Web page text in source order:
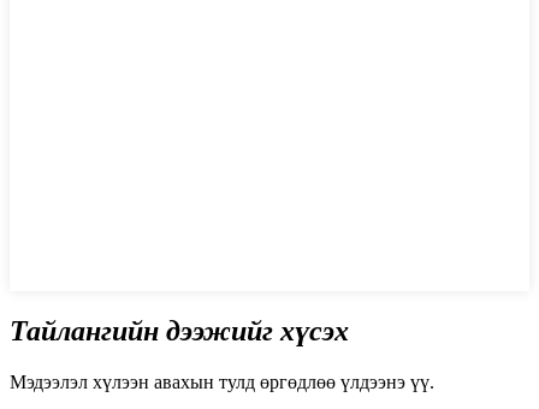
Тайлангийн дээжийг хүсэх
Мэдээлэл хүлээн авахын тулд өргөдлөө үлдээнэ үү.